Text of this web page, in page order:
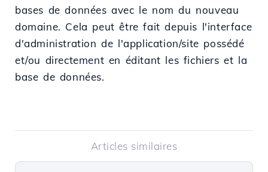
bases de données avec le nom du nouveau
domaine. Cela peut être fait depuis l'interface
d'administration de l'application/site possédé
et/ou directement en éditant les fichiers et la
base de données.
Articles similaires